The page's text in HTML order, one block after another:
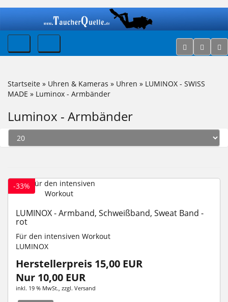
Startseite » Uhren & Kameras » Uhren » LUMINOX - SWISS
MADE » Luminox - Armbänder
Luminox - Armbänder
-33%
LUMINOX - Armband, Schweißband, Sweat Band -
rot
Für den intensiven Workout
LUMINOX
Herstellerpreis 15,00 EUR
Nur 10,00 EUR
inkl. 19 % MwSt. , zzgl. Versand